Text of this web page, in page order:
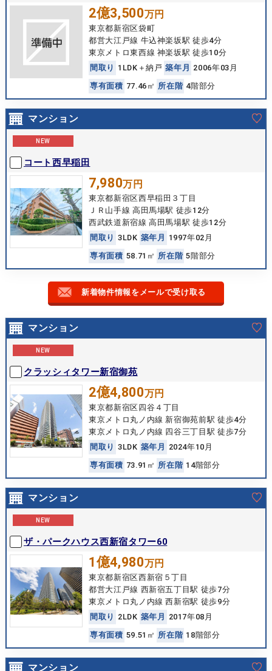
2億3,500万円
東京都新宿区袋町
都営大江戸線 牛込神楽坂駅 徒歩4分
東京メトロ東西線 神楽坂駅 徒歩10分
間 取 り 1LDK＋納戸 築年 月 2006年03月
専有面積 77.46㎡ 所在 階 4階部分
マンション
NEW
コート西早稲田
7,980万円
東京都新宿区西早稲田３丁目
ＪＲ山手線 高田馬場駅 徒歩12分
西武鉄道新宿線 高田馬場駅 徒歩12分
間 取 り 3LDK 築年 月
1997年02月
専有面積 58.71㎡ 所在 階 5階部分
新着物件情報をメールで受け取る
マンション
NEW
クラッシィタワー新宿御苑
2億4,800万円
東京都新宿区四谷４丁目
東京メトロ丸ノ内線 新宿御苑前駅 徒歩4分
東京メトロ丸ノ内線 四谷三丁目駅 徒歩7分
間 取 り 3LDK 築年 月
2024年10月
専有面積 73.91㎡ 所在 階 14階部分
マンション
NEW
ザ・パークハウス西新宿タワー60
1億4,980万円
東京都新宿区西新宿５丁目
都営大江戸線 西新宿五丁目駅 徒歩7分
東京メトロ丸ノ内線 西新宿駅 徒歩9分
間 取 り 2LDK 築年 月
2017年08月
専有面積 59.51㎡ 所在 階 18階部分
マンション